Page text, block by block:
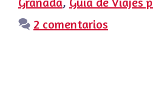
2 comentarios